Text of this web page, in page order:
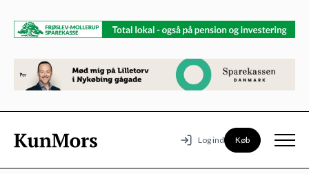
Log ind Køb